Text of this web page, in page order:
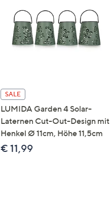
SALE
LUMIDA Garden 4 Solar-
Laternen Cut-Out-Design mit
Henkel Ø 11cm, Höhe 11,5cm
€ 11,99